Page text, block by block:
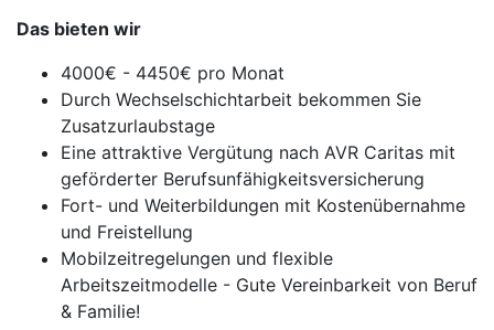
Das bieten wir
4000€ - 4450€ pro Monat
Durch Wechselschichtarbeit bekommen Sie
Zusatzurlaubstage
Eine attraktive Vergütung nach AVR Caritas mit
geförderter Berufsunfähigkeitsversicherung
Fort- und Weiterbildungen mit Kostenübernahme
und Freistellung
Mobilzeitregelungen und flexible
Arbeitszeitmodelle - Gute Vereinbarkeit von Beruf
& Familie!